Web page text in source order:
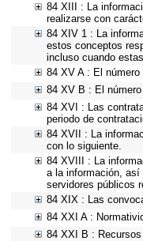
84 XIII : La
realizarse con
84 XIV 1 : La
estos conceptos
incluso cuando
84 XV A : El
84 XV B : El
84 XVI : Las
periodo de
84 XVII : La
con lo siguiente.
84 XVIII : La
a la información,
servidores públicos
84 XIX : Las
84 XXI A :
84 XXI B :